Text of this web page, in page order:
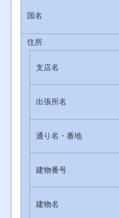
国名
住所
支店名
出張所名
通り名・番地
建物番号
建物名